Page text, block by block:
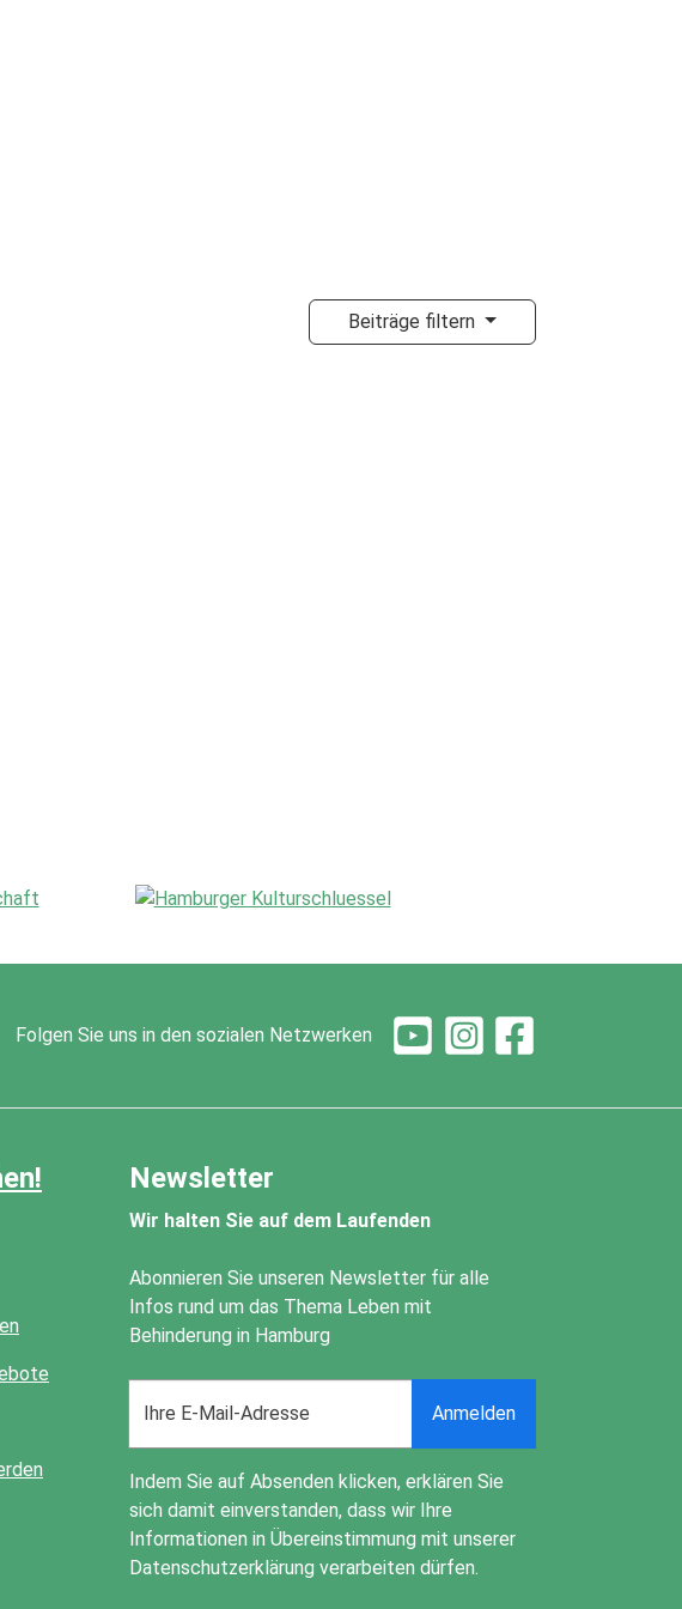
Beiträge filtern
Folgen Sie uns in den sozialen Netzwerken
Newsletter
Wir halten Sie auf dem Laufenden
Abonnieren Sie unseren Newsletter für alle
Infos rund um das Thema Leben mit
Behinderung in Hamburg
address
Anmelden
Indem Sie auf Absenden klicken, erklären Sie
sich damit einverstanden, dass wir Ihre
Informationen in Übereinstimmung mit unserer
Datenschutzerklärung verarbeiten dürfen.